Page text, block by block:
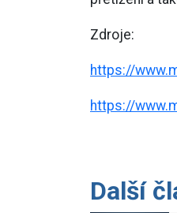
Zdroje:
https://
https://
Další